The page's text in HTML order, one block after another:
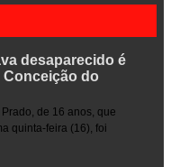
desaparecido é
do
de 16 anos, que
quinta-feira (16), foi